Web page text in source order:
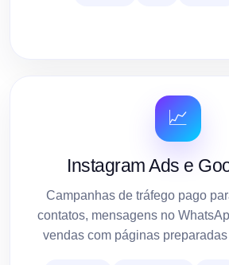
📈
Instagram Ads e
Campanhas de tráfego pago
contatos, mensagens no
vendas com páginas